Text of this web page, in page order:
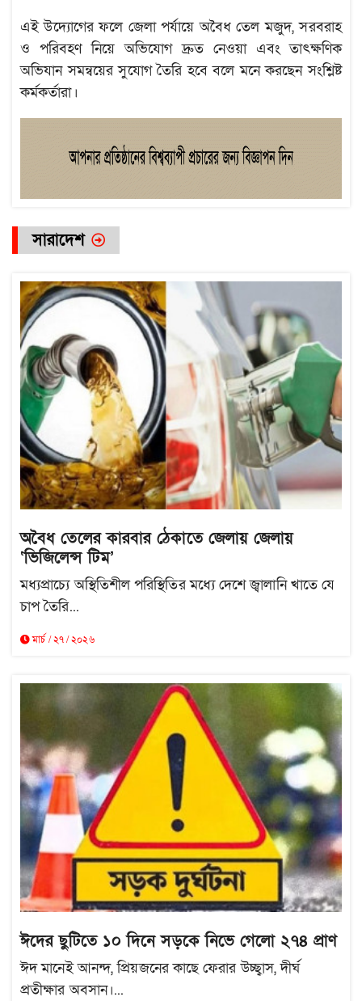
এই উদ্যোগের ফলে জেলা পর্যায়ে অবৈধ তেল মজুদ, সরবরাহ
ও পরিবহণ নিয়ে অভিযোগ দ্রুত নেওয়া এবং তাৎক্ষণিক
অভিযান সমন্বয়ের সুযোগ তৈরি হবে বলে মনে করছেন সংশ্লিষ্ট
কর্মকর্তারা।
সারাদেশ
অবৈধ তেলের কারবার ঠেকাতে জেলায় জেলায়
‘ভিজিলেন্স টিম’
মধ্যপ্রাচ্যে অস্থিতিশীল পরিস্থিতির মধ্যে দেশে জ্বালানি খাতে যে
চাপ তৈরি...
মার্চ / ২৭ / ২০২৬
ঈদের ছুটিতে ১০ দিনে সড়কে নিভে গেলো ২৭৪ প্রাণ
ঈদ মানেই আনন্দ, প্রিয়জনের কাছে ফেরার উচ্ছ্বাস, দীর্ঘ
প্রতীক্ষার অবসান।...